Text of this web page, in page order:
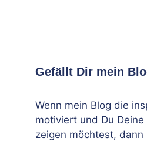
Gefällt Dir mein
Wenn mein Blog die
motiviert und Du Deine
zeigen möchtest, dann